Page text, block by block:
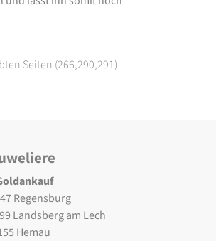
Seiten (266,290,291)
Regensburg
Landsberg am Lech
Hemau